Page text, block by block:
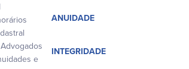
e
ANUIDADE
INTEGRIDADE